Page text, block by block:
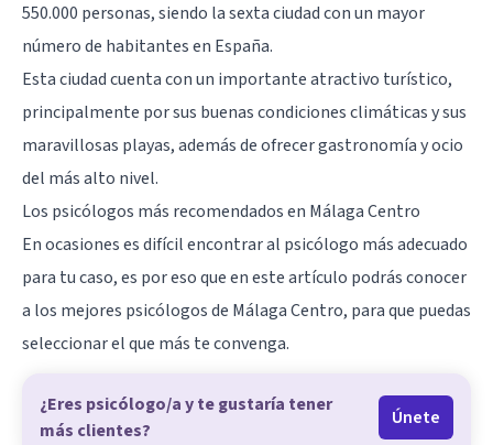
550.000 personas, siendo la sexta ciudad con un mayor
número de habitantes en España.
Esta ciudad cuenta con un importante atractivo turístico,
principalmente por sus buenas condiciones climáticas y sus
maravillosas playas, además de ofrecer gastronomía y ocio
del más alto nivel.
Los psicólogos más recomendados en Málaga Centro
En ocasiones es difícil encontrar al psicólogo más adecuado
para tu caso, es por eso que en este artículo podrás conocer
a los mejores psicólogos de MálagaCentro, para que puedas
seleccionar el que más te convenga.
¿Eres psicólogo/a y te gustaría tener
más clientes?
Únete